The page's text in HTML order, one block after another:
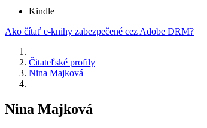
Kindle
Ako čítať e-knihy zabezpečené cez Adobe DRM?
Čitateľské profily
Nina Majková
Nina Majková